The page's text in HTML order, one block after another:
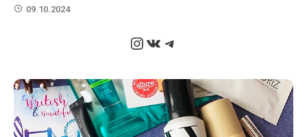
09.10.2024
Instagram
ВКонтакте
Telegram